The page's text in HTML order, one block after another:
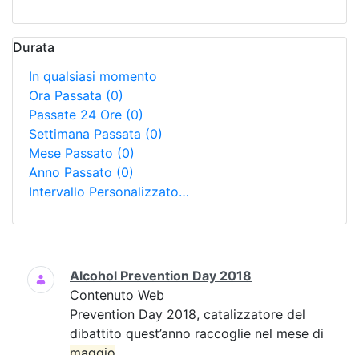
Durata
In qualsiasi momento
Ora Passata (0)
Passate 24 Ore (0)
Settimana Passata (0)
Mese Passato (0)
Anno Passato (0)
Intervallo Personalizzato…
Ricerca
Alcohol Prevention Day 2018
Contenuto Web
Prevention Day 2018, catalizzatore del
dibattito quest’anno raccoglie nel mese di